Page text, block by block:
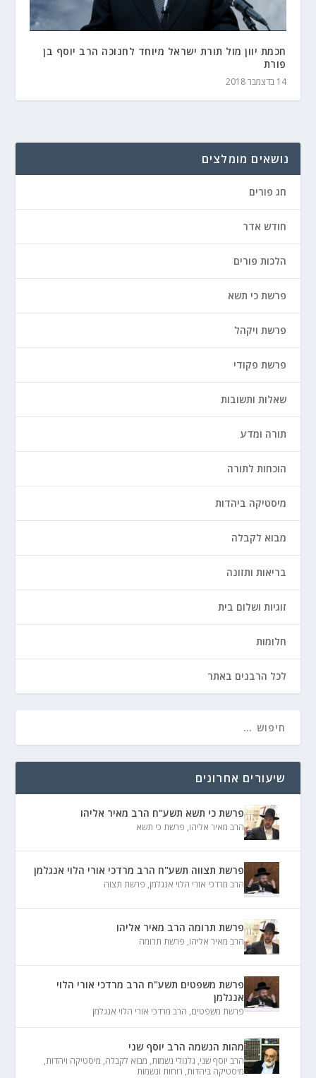
חכמת יוון מול תורת ישראל מיוחד לחנוכה הרב יוסף בן
פורת
14 בדצמבר 2018
נושאים מומלצים
חג פורים
חודש אדר
הלכות פורים
פרשת כי תשא
פרשת ויקהל
פרשת פקודי
שאלות ותשובות
תורה ומדע
הוכחות לתורה
מיסטיקה ביהדות
מבוא לקבלה
בריאות ותזונה
זוגיות ושלום בית
חלומות
לכל הרבנים באתר
שיעורים אחרונים
פרשת כי תשא תשע"ח הרב מאיר אליהו
הרב מאיר אליהו, פרשת כי תשא
פרשת תצווה תשע"ח הרב מרדכי אורי הלוי אנגלמן
הרב מרדכי אורי הלוי אנגלמן, פרשת תצוה
פרשת תרומה הרב מאיר אליהו
הרב מאיר אליהו, פרשת תרומה
פרשת משפטים תשע"ח הרב מרדכי אורי הלוי
אנגלמן
פרשת משפטים, הרב מרדכי אורי הלוי אנגלמן
מהות הנשמה הרב יוסף שני
הרב יוסף שני, גלגולי נשמות, מבוא לקבלה, מיסטיקה ויהדות,
מיסטיקה ביהדות, רוחות ונשמות